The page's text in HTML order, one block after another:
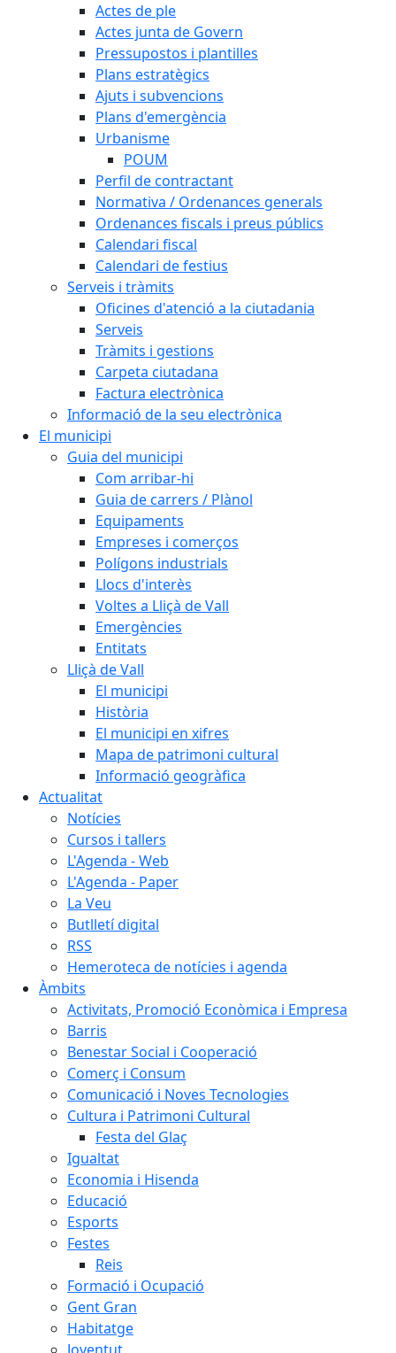
Actes de ple
Actes junta de Govern
Pressupostos i plantilles
Plans estratègics
Ajuts i subvencions
Plans d'emergència
Urbanisme
POUM
Perfil de contractant
Normativa / Ordenances generals
Ordenances fiscals i preus públics
Calendari fiscal
Calendari de festius
Serveis i tràmits
Oficines d'atenció a la ciutadania
Serveis
Tràmits i gestions
Carpeta ciutadana
Factura electrònica
Informació de la seu electrònica
El municipi
Guia del municipi
Com arribar-hi
Guia de carrers / Plànol
Equipaments
Empreses i comerços
Polígons industrials
Llocs d'interès
Voltes a Lliçà de Vall
Emergències
Entitats
Lliçà de Vall
El municipi
Història
El municipi en xifres
Mapa de patrimoni cultural
Informació geogràfica
Actualitat
Notícies
Cursos i tallers
L'Agenda - Web
L'Agenda - Paper
La Veu
Butlletí digital
RSS
Hemeroteca de notícies i agenda
Àmbits
Activitats, Promoció Econòmica i Empresa
Barris
Benestar Social i Cooperació
Comerç i Consum
Comunicació i Noves Tecnologies
Cultura i Patrimoni Cultural
Festa del Glaç
Igualtat
Economia i Hisenda
Educació
Esports
Festes
Reis
Formació i Ocupació
Gent Gran
Habitatge